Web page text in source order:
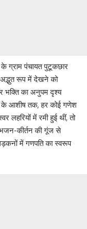
ग्राम पंचायत पुटूकछार
अद्भुत रूप में देखने को
भक्ति का अनुपम दृश्य
के आशीष तक, हर कोई गणेश
लहरियों में रमी हुई थीं, तो
कीर्तन की गूंज से
धड़कनों में गणपति का स्वरूप